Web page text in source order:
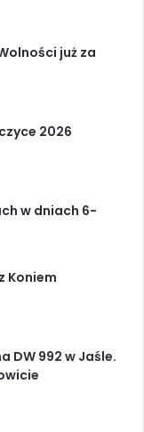
już za
2026
w dniach 6-
Koniem
DW 992 w Jaśle.